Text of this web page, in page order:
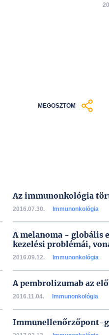
MEGOSZTOM
Az immunonkológia
2016.07.30. Immunonkológia
A melanoma - globális
kezelési problémái,
2016.09.12. Immunonkológia
A pembrolizumab az
2016.11.04. Immunonkológia
Immunellenőrzőpont-